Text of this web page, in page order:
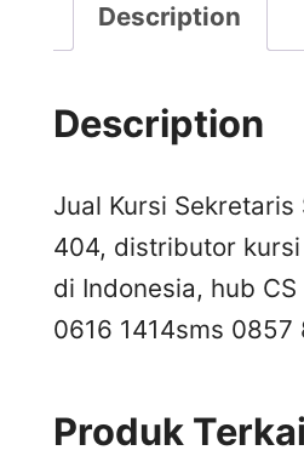
Description
Description
Jual Kursi Sekretaris
404, distributor
di Indonesia, hub
0616 1414sms 0857
Produk